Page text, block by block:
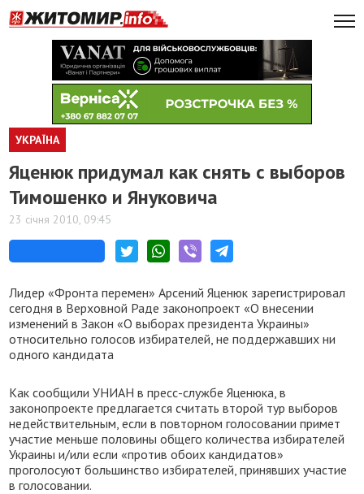
УКРАЇНА
Яценюк придумал как снять с выборов
Тимошенко и Януковича
23 січня 2010, 09:45
Лидер «Фронта перемен» Арсений Яценюк зарегистрировал
сегодня в Верховной Раде законопроект «О внесении
изменений в Закон «О выборах президента Украины»
относительно голосов избирателей, не поддержавших ни
одного кандидата
Как сообщили УНИАН в пресс-службе Яценюка, в
законопроекте предлагается считать второй тур выборов
недействительным, если в повторном голосовании примет
участие меньше половины общего количества избирателей
Украины и/или если «против обоих кандидатов»
проголосуют большинство избирателей, принявших участие
в голосовании.